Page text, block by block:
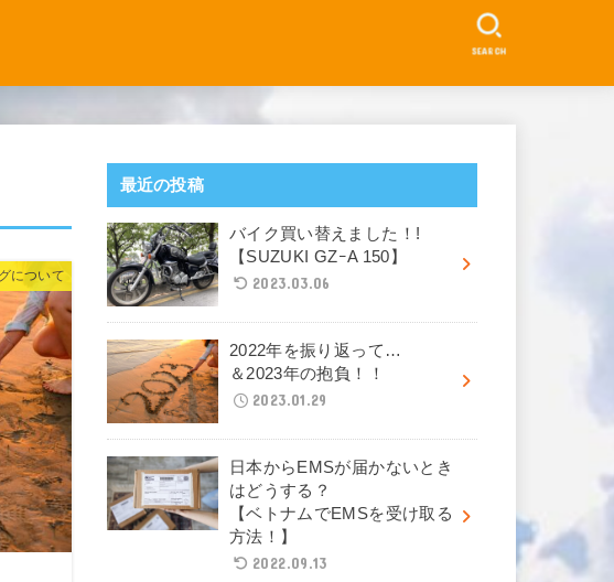
SEARCH
について
最近の投稿
バイク買い替えました！!
【SUZUKI GZｰA 150】
2023.03.06
2022年を振り返って…
＆2023年の抱負！！
2023.01.29
日本からEMSが届かないとき
はどうする？
【ベトナムでEMSを受け取る
方法！】
2022.09.13